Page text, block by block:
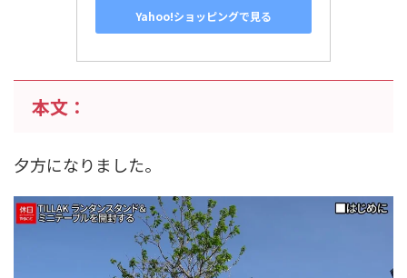
Yahoo!ショッピングで見る
本文：
夕方になりました。